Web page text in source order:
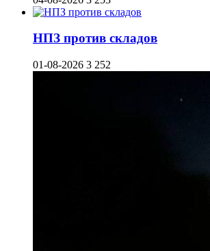
НПЗ против складов
01-08-2026 3 252